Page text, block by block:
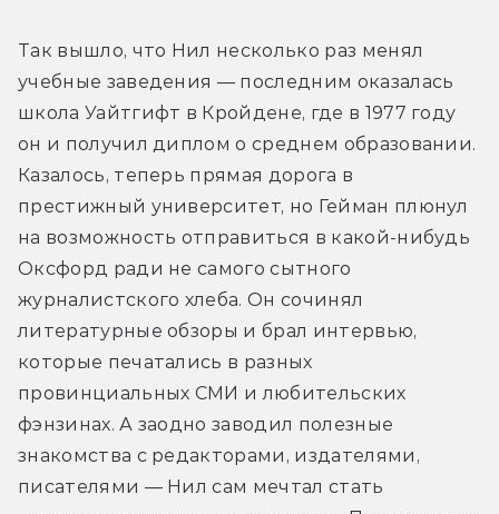
Так вышло, что Нил несколько раз менял
учебные заведения — последним оказалась
школа Уайтгифт в Кройдене, где в 1977 году
он и получил диплом о среднем образовании.
Казалось, теперь прямая дорога в
престижный университет, но Гейман плюнул
на возможность отправиться в какой-нибудь
Оксфорд ради не самого сытного
журналистского хлеба. Он сочинял
литературные обзоры и брал интервью,
которые печатались в разных
провинциальных СМИ и любительских
фэнзинах. А заодно заводил полезные
знакомства с редакторами, издателями,
писателями — Нил сам мечтал стать